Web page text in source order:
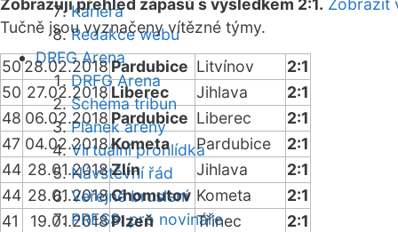
Kariéra
Redakce webu
DRFG Arena
DRFG Arena
Schéma tribun
Plánek areny
Virtuální prohlídka
Návštěvní řád
Veřejné bruslení
PRESS: pro novináře
Zobrazuji přehled zápasů s výsledkem 2:1. Zobrazit
Tučně jsou vyznačeny vítězné týmy.
5028.02.2018 Pardubice Litvínov
2:1
50 27.02.2018Liberec Jihlava
2:1
48 06.02.2018 Pardubice Liberec
2:1
47 04.02.2018Kometa Pardubice
2:1
44 28.01.2018Zlín Jihlava
2:1
44 28.01.2018Chomutov Kometa
2:1
41
19.01.2018Plzeň Třinec
2:1